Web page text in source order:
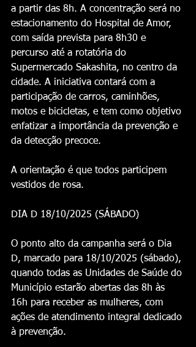
a partir das 8h. A concentração será no
estacionamento do Hospital de Amor,
com saída prevista para 8h30 e
percurso até a rotatória do
Supermercado Sakashita, no centro da
cidade. A iniciativa contará com a
participação de carros, caminhões,
motos e bicicletas, e tem como objetivo
enfatizar a importância da prevenção e
da detecção precoce.
A orientação é que todos participem
vestidos de rosa.
DIA D 18/10/2025 (SÁBADO)
O ponto alto da campanha será o Dia
D, marcado para 18/10/2025 (sábado),
quando todas as Unidades de Saúde do
Município estarão abertas das 8h às
16h para receber as mulheres, com
ações de atendimento integral dedicado
à prevenção.